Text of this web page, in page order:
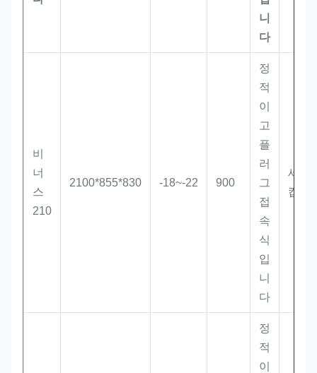
니
다
비
너
스
210
2100*855*830 -18~-22 900
정
적
이
고
플
러
그
접
속
식
입
니
다
세
캅
정
적
이